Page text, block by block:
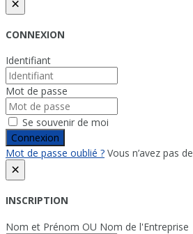
×
CONNEXION
Identifiant
Mot de passe
Se souvenir de moi
Connexion
Mot de passe oublié ? Vous n’avez pas
×
INSCRIPTION
Nom et Prénom OU Nom de l'Entreprise